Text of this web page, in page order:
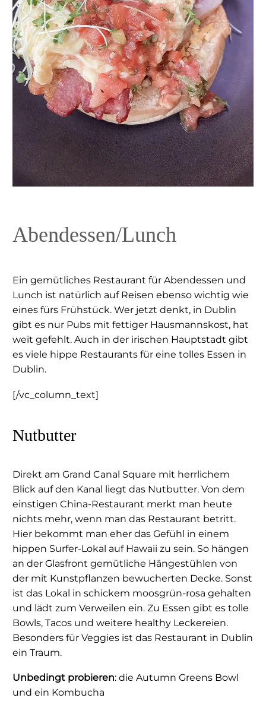
Abendessen/Lunch
Ein gemütliches Restaurant für Abendessen und
Lunch ist natürlich auf Reisen ebenso wichtig wie
eines fürs Frühstück. Wer jetzt denkt, in Dublin
gibt es nur Pubs mit fettiger Hausmannskost, hat
weit gefehlt. Auch in der irischen Hauptstadt gibt
es viele hippe Restaurants für eine tolles Essen in
Dublin.
[/vc_column_text]
Nutbutter
Direkt am Grand Canal Square mit herrlichem
Blick auf den Kanal liegt das Nutbutter. Von dem
einstigen China-Restaurant merkt man heute
nichts mehr, wenn man das Restaurant betritt.
Hier bekommt man eher das Gefühl in einem
hippen Surfer-Lokal auf Hawaii zu sein. So hängen
an der Glasfront gemütliche Hängestühlen von
der mit Kunstpflanzen bewucherten Decke. Sonst
ist das Lokal in schickem moosgrün-rosa gehalten
und lädt zum Verweilen ein. Zu Essen gibt es tolle
Bowls, Tacos und weitere healthy Leckereien.
Besonders für Veggies ist das Restaurant in Dublin
ein Traum.
Unbedingt probieren: die Autumn Greens Bowl
und ein Kombucha